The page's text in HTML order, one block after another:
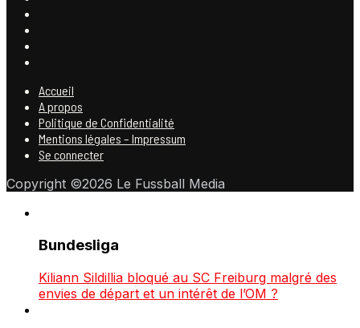
Accueil
A propos
Politique de Confidentialité
Mentions légales – Impressum
Se connecter
Copyright ©2026 Le Fussball Media
Bundesliga
Kiliann Sildillia bloqué au SC Freiburg malgré des
envies de départ et un intérêt de l’OM ?